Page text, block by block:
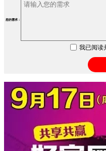
您的需求：
我已阅读